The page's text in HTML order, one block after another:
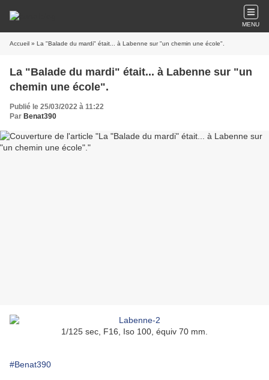
MENU
Accueil » La "Balade du mardi" était... à Labenne sur "un chemin une école".
La "Balade du mardi" était... à Labenne sur "un
chemin une école".
Publié le 25/03/2022 à 11:22
Par Benat390
1/125 sec, F16, Iso 100, équiv 70 mm.
#Benat390